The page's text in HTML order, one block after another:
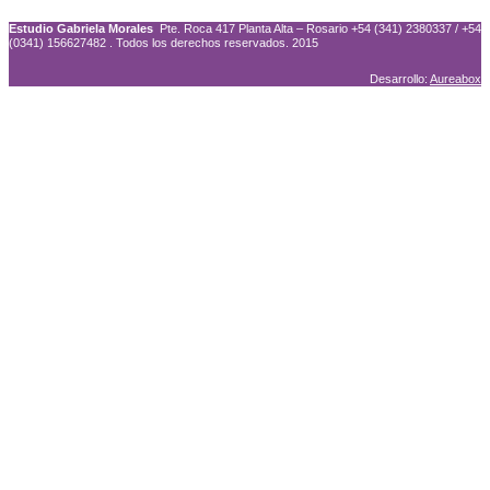
Estudio Gabriela Morales Pte. Roca 417 Planta Alta – Rosario +54 (341) 2380337 / +54
(0341) 156627482 . Todos los derechos reservados. 2015
Desarrollo: Aureabox